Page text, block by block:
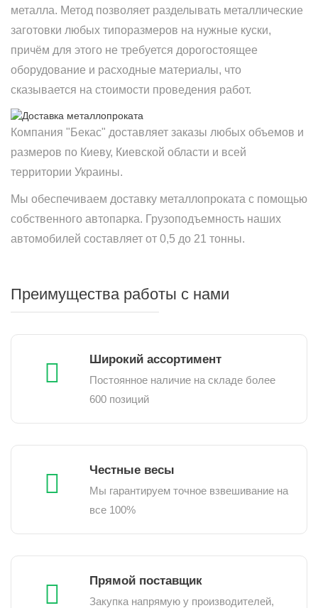
металла. Метод позволяет разделывать металлические
заготовки любых типоразмеров на нужные куски,
причём для этого не требуется дорогостоящее
оборудование и расходные материалы, что
сказывается на стоимости проведения работ.
Компания "Бекас" доставляет заказы любых объемов и
размеров по Киеву, Киевской области и всей
территории Украины.
Мы обеспечиваем доставку металлопроката с помощью
собственного автопарка. Грузоподъемность наших
автомобилей составляет от 0,5 до 21 тонны.
Преимущества работы с нами
Широкий ассортимент
Постоянное наличие на складе более
600 позиций
Честные весы
Мы гарантируем точное взвешивание на
все 100%
Прямой поставщик
Закупка напрямую у производителей,